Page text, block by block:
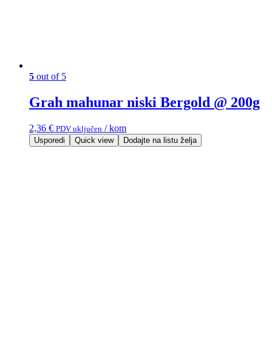
5 out of 5
Grah mahunar niski Bergold @ 200g
2,36 € PDV uključen / kom
Usporedi Quick view Dodajte na listu želja